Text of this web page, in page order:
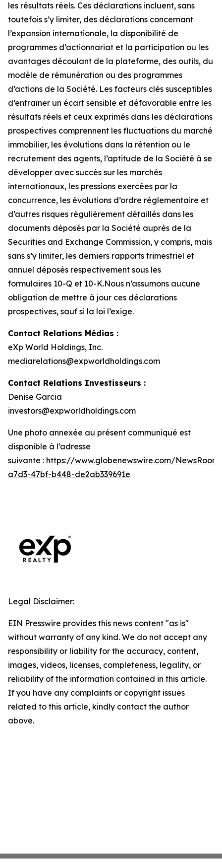
les résultats réels. Ces déclarations incluent, sans
toutefois s’y limiter, des déclarations concernant
l’expansion internationale, la disponibilité de
programmes d’actionnariat et la participation ou les
avantages découlant de la plateforme, des outils, du
modèle de rémunération ou des programmes
d’actions de la Société. Les facteurs clés susceptibles
d’entraîner un écart sensible et défavorable entre les
résultats réels et ceux exprimés dans les déclarations
prospectives comprennent les fluctuations du marché
immobilier, les évolutions dans la rétention ou le
recrutement des agents, l’aptitude de la Société à se
développer avec succès sur les marchés
internationaux, les pressions exercées par la
concurrence, les évolutions d’ordre réglementaire et
d’autres risques régulièrement détaillés dans les
documents déposés par la Société auprès de la
Securities and Exchange Commission, y compris, mais
sans s’y limiter, les derniers rapports trimestriel et
annuel déposés respectivement sous les
formulaires 10-Q et 10-K.Nous n’assumons aucune
obligation de mettre à jour ces déclarations
prospectives, sauf si la loi l’exige.
Contact Relations Médias :
eXp World Holdings, Inc.
mediarelations@expworldholdings.com
Contact Relations Investisseurs :
Denise Garcia
investors@expworldholdings.com
Une photo annexée au présent communiqué est
disponible à l’adresse
suivante : https://www.globenewswire.com/
a7d3-47bf-b448-de2ab339691e
Legal Disclaimer:
EIN Presswire provides this news content "as is"
without warranty of any kind. We do not accept any
responsibility or liability for the accuracy, content,
images, videos, licenses, completeness, legality, or
reliability of the information contained in this article.
If you have any complaints or copyright issues
related to this article, kindly contact the author
above.